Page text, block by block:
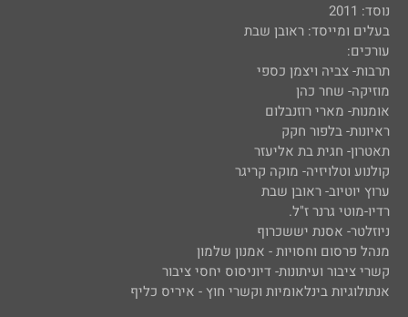
נוסד: 2011
בעלים ומייסד: ראובן שבת
עורכים:
תרבות- צביה ויצמן כספי
מוזיקה- שחר כהן
אומנות- מארי רוזנבלום
ראיונות- בלפור חקק
תאטרון- חגית בת אליעזר
קולנוע וטלויזיה- מוקה קריגר
ערוץ יוטיוב- ראובן שבת
רדיו-מוטי גרנר ז"ל.
ניוזלטר- אסנת יששכרוף
מנהל פרסום וחסויות - אמנון שלמון
קשרי ציבור ועיתונות- דיוניסוס יחסי ציבור
אנתולוגיות בינלאומיות וקשרי חוץ - איריס כליף